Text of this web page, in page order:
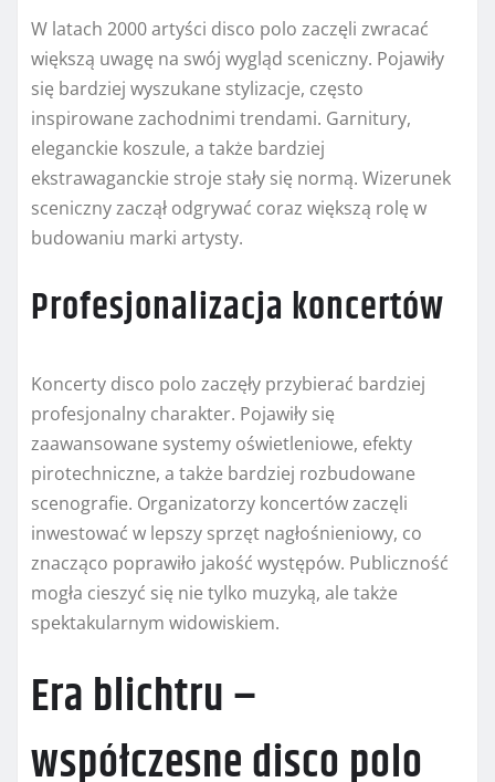
W latach 2000 artyści disco polo zaczęli zwracać
większą uwagę na swój wygląd sceniczny. Pojawiły
się bardziej wyszukane stylizacje, często
inspirowane zachodnimi trendami. Garnitury,
eleganckie koszule, a także bardziej
ekstrawaganckie stroje stały się normą. Wizerunek
sceniczny zaczął odgrywać coraz większą rolę w
budowaniu marki artysty.
Profesjonalizacja koncertów
Koncerty disco polo zaczęły przybierać bardziej
profesjonalny charakter. Pojawiły się
zaawansowane systemy oświetleniowe, efekty
pirotechniczne, a także bardziej rozbudowane
scenografie. Organizatorzy koncertów zaczęli
inwestować w lepszy sprzęt nagłośnieniowy, co
znacząco poprawiło jakość występów. Publiczność
mogła cieszyć się nie tylko muzyką, ale także
spektakularnym widowiskiem.
Era blichtru –
współczesne disco polo